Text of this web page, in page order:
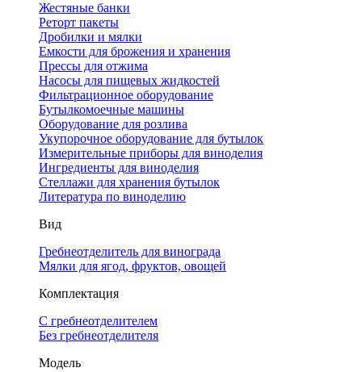
Жестяные банки
Реторт пакеты
Дробилки и мялки
Емкости для брожения и хранения
Прессы для отжима
Насосы для пищевых жидкостей
Фильтрационное оборудование
Бутылкомоечные машины
Оборудование для розлива
Укупорочное оборудование для бутылок
Измерительные приборы для виноделия
Ингредиенты для виноделия
Стеллажи для хранения бутылок
Литература по виноделию
Вид
Гребнеотделитель для винограда
Мялки для ягод, фруктов, овощей
Комплектация
С гребнеотделителем
Без гребнеотделителя
Модель